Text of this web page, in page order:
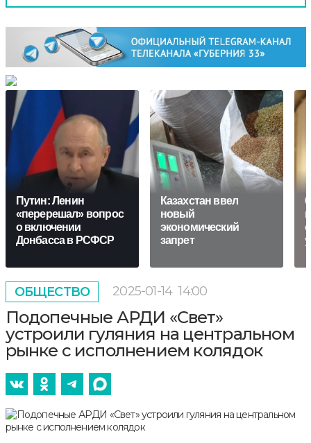
Путин: Ленин
«перерешал» вопрос
о включении
Донбасса в РСФСР
Казахстан ввел
новый
экономический
запрет
ОБЩЕСТВО 2025-01-14 14:00
Подопечные АРДИ «Свет»
устроили гуляния на центральном
рынке с исполнением колядок